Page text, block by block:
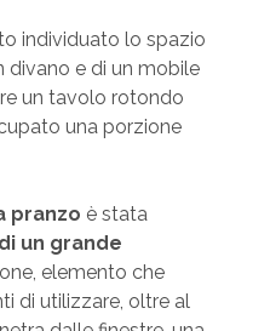
individuato lo spazio
divano e di un mobile
un tavolo rotondo
una porzione
pranzo è stata
un grande
elemento che
di utilizzare, oltre al